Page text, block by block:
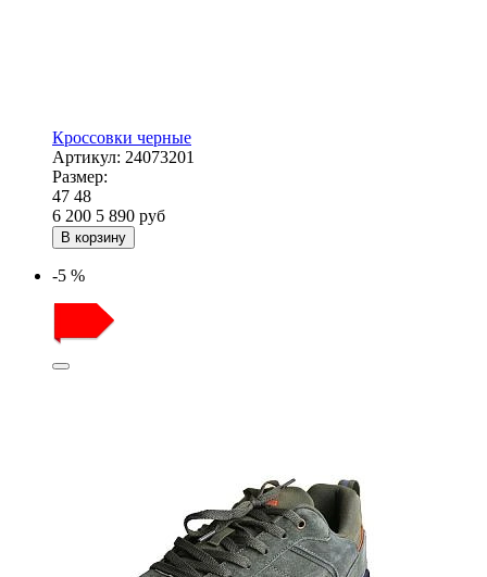
Кроссовки черные
Артикул: 24073201
Размер:
47 48
6 200 5 890 руб
В корзину
-5 %